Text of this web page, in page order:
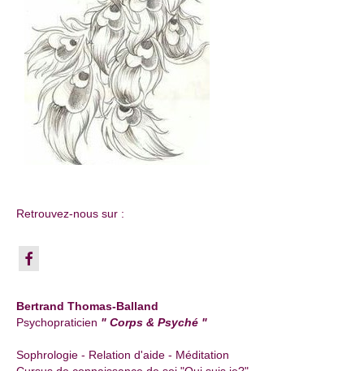
Retrouvez-nous sur :
Bertrand Thomas-Balland
Psychopraticien " Corps & Psyché "
Sophrologie - Relation d'aide - Méditation